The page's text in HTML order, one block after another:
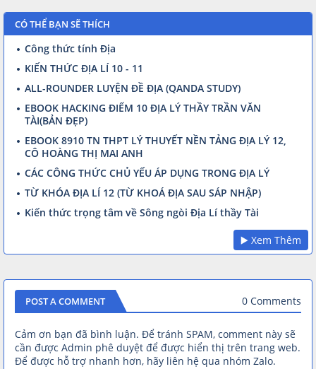
CÓ THỂ BẠN SẼ THÍCH
Công thức tính Địa
KIẾN THỨC ĐỊA LÍ 10 - 11
ALL-ROUNDER LUYỆN ĐỀ ĐỊA (QANDA STUDY)
EBOOK HACKING ĐIỂM 10 ĐỊA LÝ THẦY TRẦN VĂN
TÀI(BẢN ĐẸP)
EBOOK 8910 TN THPT LÝ THUYẾT NỀN TẢNG ĐỊA LÝ 12,
CÔ HOÀNG THỊ MAI ANH
CÁC CÔNG THỨC CHỦ YẾU ÁP DỤNG TRONG ĐỊA LÝ
TỪ KHÓA ĐỊA LÍ 12 (TỪ KHOÁ ĐỊA SAU SÁP NHẬP)
Kiến thức trọng tâm về Sông ngòi Địa Lí thầy Tài
▶️ Xem Thêm
POST A COMMENT 0 Comments
Cảm ơn bạn đã bình luận. Để tránh SPAM, comment này sẽ
cần được Admin phê duyệt để được hiển thị trên trang web.
Để được hỗ trợ nhanh hơn, hãy liên hệ qua nhóm Zalo.